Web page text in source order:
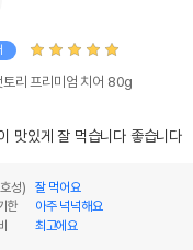
토리 프리미엄 치어 80g
맛있게 잘 먹습니다 좋습니다
성)
잘 먹어요
한
아주 넉넉해요
최고에요